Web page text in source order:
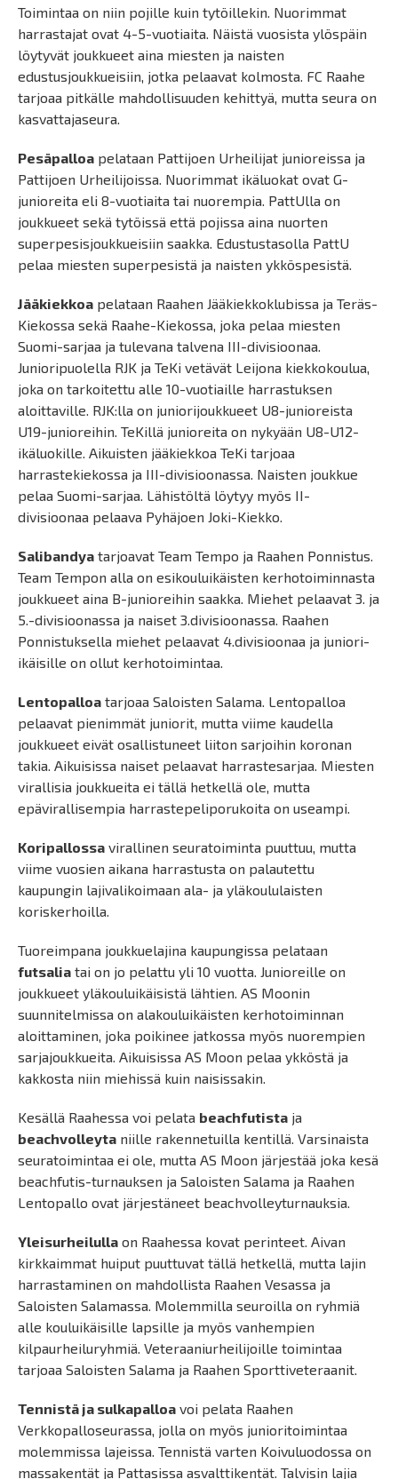
Toimintaa on niin pojille kuin tytöillekin. Nuorimmat
harrastajat ovat 4-5-vuotiaita. Näistä vuosista ylöspäin
löytyvät joukkueet aina miesten ja naisten
edustusjoukkueisiin, jotka pelaavat kolmosta. FC Raahe
tarjoaa pitkälle mahdollisuuden kehittyä, mutta seura on
kasvattajaseura.
Pesäpalloa pelataan Pattijoen Urheilijat junioreissa ja
Pattijoen Urheilijoissa. Nuorimmat ikäluokat ovat G-
junioreita eli 8-vuotiaita tai nuorempia. PattUlla on
joukkueet sekä tytöissä että pojissa aina nuorten
superpesisjoukkueisiin saakka. Edustustasolla PattU
pelaa miesten superpesistä ja naisten ykköspesistä.
Jääkiekkoa pelataan Raahen Jääkiekkoklubissa ja Teräs-
Kiekossa sekä Raahe-Kiekossa, joka pelaa miesten
Suomi-sarjaa ja tulevana talvena III-divisioonaa.
Junioripuolella RJK ja TeKi vetävät Leijona kiekkokoulua,
joka on tarkoitettu alle 10-vuotiaille harrastuksen
aloittaville. RJK:lla on juniorijoukkueet U8-junioreista
U19-junioreihin. TeKillä junioreita on nykyään U8-U12-
ikäluokille. Aikuisten jääkiekkoa TeKi tarjoaa
harrastekiekossa ja III-divisioonassa. Naisten joukkue
pelaa Suomi-sarjaa. Lähistöltä löytyy myös II-
divisioonaa pelaava Pyhäjoen Joki-Kiekko.
Salibandya tarjoavat Team Tempo ja Raahen Ponnistus.
Team Tempon alla on esikouluikäisten kerhotoiminnasta
joukkueet aina B-junioreihin saakka. Miehet pelaavat 3. ja
5.-divisioonassa ja naiset 3.divisioonassa. Raahen
Ponnistuksella miehet pelaavat 4.divisioonaa ja juniori-
ikäisille on ollut kerhotoimintaa.
Lentopalloa tarjoaa Saloisten Salama. Lentopalloa
pelaavat pienimmät juniorit, mutta viime kaudella
joukkueet eivät osallistuneet liiton sarjoihin koronan
takia. Aikuisissa naiset pelaavat harrastesarjaa. Miesten
virallisia joukkueita ei tällä hetkellä ole, mutta
epävirallisempia harrastepeliporukoita on useampi.
Koripallossa virallinen seuratoiminta puuttuu, mutta
viime vuosien aikana harrastusta on palautettu
kaupungin lajivalikoimaan ala- ja yläkoululaisten
koriskerhoilla.
Tuoreimpana joukkuelajina kaupungissa pelataan
futsalia tai on jo pelattu yli 10 vuotta. Junioreille on
joukkueet yläkouluikäisistä lähtien. AS Moonin
suunnitelmissa on alakouluikäisten kerhotoiminnan
aloittaminen, joka poikinee jatkossa myös nuorempien
sarjajoukkueita. Aikuisissa AS Moon pelaa ykköstä ja
kakkosta niin miehissä kuin naisissakin.
Kesällä Raahessa voi pelata beachfutista ja
beachvolleyta niille rakennetuilla kentillä. Varsinaista
seuratoimintaa ei ole, mutta AS Moon järjestää joka kesä
beachfutis-turnauksen ja Saloisten Salama ja Raahen
Lentopallo ovat järjestäneet beachvolleyturnauksia.
Yleisurheilulla on Raahessa kovat perinteet. Aivan
kirkkaimmat huiput puuttuvat tällä hetkellä, mutta lajin
harrastaminen on mahdollista Raahen Vesassa ja
Saloisten Salamassa. Molemmilla seuroilla on ryhmiä
alle kouluikäisille lapsille ja myös vanhempien
kilpaurheiluryhmiä. Veteraaniurheilijoille toimintaa
tarjoaa Saloisten Salama ja Raahen Sporttiveteraanit.
Tennistä ja sulkapalloa voi pelata Raahen
Verkkopalloseurassa, jolla on myös junioritoimintaa
molemmissa lajeissa. Tennistä varten Koivuluodossa on
massakentät ja Pattasissa asvalttikentät. Talvisin lajia